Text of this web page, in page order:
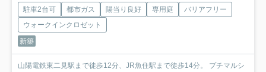
駐車2台可 都市ガス 陽当り良好 専用庭
バリアフリー
ウォークインクロゼット
新築
山陽電鉄東二見駅まで徒歩12分、JR魚住駅まで徒歩14分。 プチマルシ